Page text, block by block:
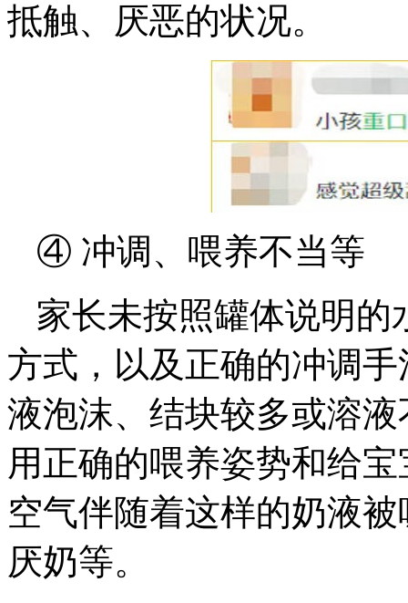
抵触、厌恶的状况。
④ 冲调、喂养不当等
家长未按照罐体说明
方式，以及正确的冲调
液泡沫、结块较多或溶
用正确的喂养姿势和给
空气伴随着这样的奶液
厌奶等。